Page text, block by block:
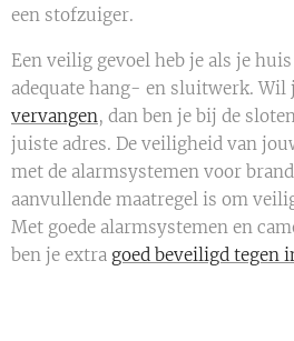
een stofzuiger.
Een veilig gevoel heb je als je
adequate hang- en sluitwerk. Wil
vervangen, dan ben je bij de
juiste adres. De veiligheid van
met de alarmsystemen voor
aanvullende maatregel is om
Met goede alarmsystemen en
ben je extra goed beveiligd tegen